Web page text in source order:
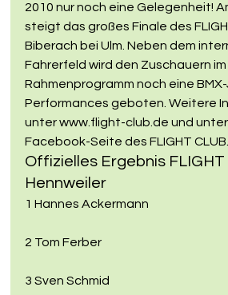
2010 nur noch eine Gelegenheit!
steigt das großes Finale des
Biberach bei Ulm. Neben dem
Fahrerfeld wird den Zuschauern im
Rahmenprogramm noch eine
Performances geboten. Weitere
unter www.flight-club.de und
Facebook-Seite des FLIGHT CLUB.
Offizielles Ergebnis FLIGHT
Hennweiler
1 Hannes Ackermann
2 Tom Ferber
3 Sven Schmid